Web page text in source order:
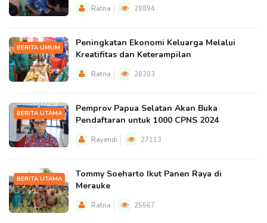
Ratna 28894
BERITA UMUM
Peningkatan Ekonomi Keluarga Melalui
Kreatifitas dan Keterampilan
Ratna 28303
BERITA UTAMA
Pemprov Papua Selatan Akan Buka
Pendaftaran untuk 1000 CPNS 2024
Rayendi 27113
BERITA UTAMA
Tommy Soeharto Ikut Panen Raya di
Merauke
Ratna 25567